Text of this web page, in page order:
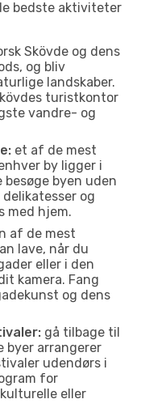
bedste aktiviteter
Skövde og dens
og bliv
landskaber.
turistkontor
vandre- og
et af de mest
by ligger i
besøge byen uden
og
med hjem.
af de mest
lave, når du
eller i den
kamera. Fang
og dens
gå tilbage til
byer arrangerer
udendørs i
for
eller